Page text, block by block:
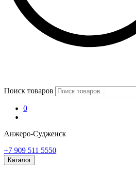
Поиск товаров
0
Анжеро-Судженск
+7 909 511 5550
Каталог